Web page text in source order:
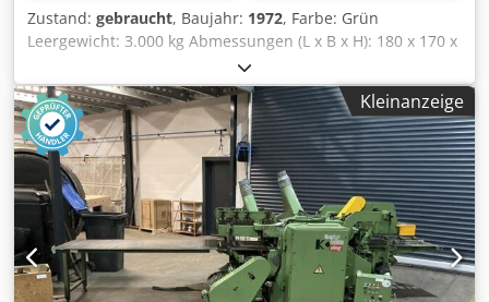
Zustand: gebraucht, Baujahr: 1972, Farbe: Grün
Leergewicht: 3.000 kg Abmessungen (L x B x H): 180 x 170 x
200 cm Vierseitiger Hobel Küpfermühle 600 Cjdpfjwnhbxex
Akqjrf Hobelbreite 600 mm Hobelhöhe 190 mm
Winkeluntermesserwelle 9 kW Oben geneigte Messerwelle
11 kW Vertikalspindel rechts 4 kW Vertikalspindel links 5,5
kW Abmessungen ca. 1800 x 2000 x 1700 mm (LxBxH),
Gewicht 3000 kg - Baujahr: 1972 - Dokumentation
verfügbar: Nein - CE-Zertifikat vorhanden: Nein -
Seriennummer: 9552 - Max. Arbeitsbreite: 605 - Max.
Arbeitshöhe: 200 - Messertyp: Standard - Anzahl Messer
pro Hobelwelle [Stk.]: 4 - Zylinderanzahl Höhenverstellung:
2 - Höhenverstellungsart: Manuell - Min.
Kleinanzeige